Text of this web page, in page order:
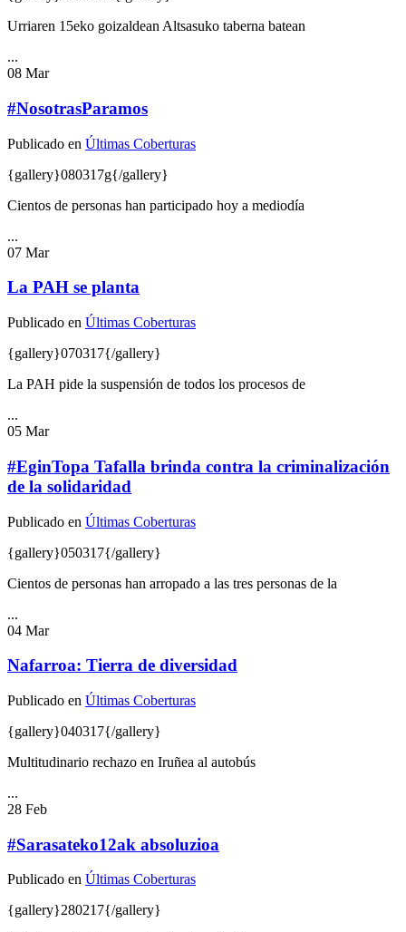
Urriaren 15eko goizaldean Altsasuko taberna batean
...
08 Mar
#NosotrasParamos
Publicado en Últimas Coberturas
{gallery}080317g{/gallery}
Cientos de personas han participado hoy a mediodía
...
07 Mar
La PAH se planta
Publicado en Últimas Coberturas
{gallery}070317{/gallery}
La PAH pide la suspensión de todos los procesos de
...
05 Mar
#EginTopa Tafalla brinda contra la criminalización
de la solidaridad
Publicado en Últimas Coberturas
{gallery}050317{/gallery}
Cientos de personas han arropado a las tres personas de la
...
04 Mar
Nafarroa: Tierra de diversidad
Publicado en Últimas Coberturas
{gallery}040317{/gallery}
Multitudinario rechazo en Iruñea al autobús
...
28 Feb
#Sarasateko12ak absoluzioa
Publicado en Últimas Coberturas
{gallery}280217{/gallery}